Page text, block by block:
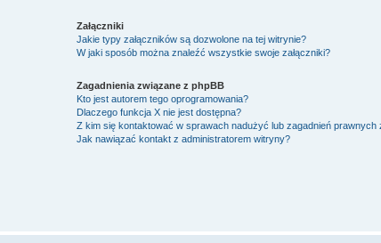
Załączniki
Jakie typy załączników są dozwolone na tej witrynie?
W jaki sposób można znaleźć wszystkie swoje załączniki?
Zagadnienia związane z phpBB
Kto jest autorem tego oprogramowania?
Dlaczego funkcja X nie jest dostępna?
Z kim się kontaktować w sprawach nadużyć lub zagadnień
Jak nawiązać kontakt z administratorem witryny?